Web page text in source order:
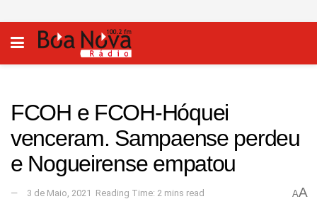
FCOH e FCOH-Hóquei
venceram. Sampaense perdeu
e Nogueirense empatou
3 de Maio, 2021 Reading Time: 2 mins read AA